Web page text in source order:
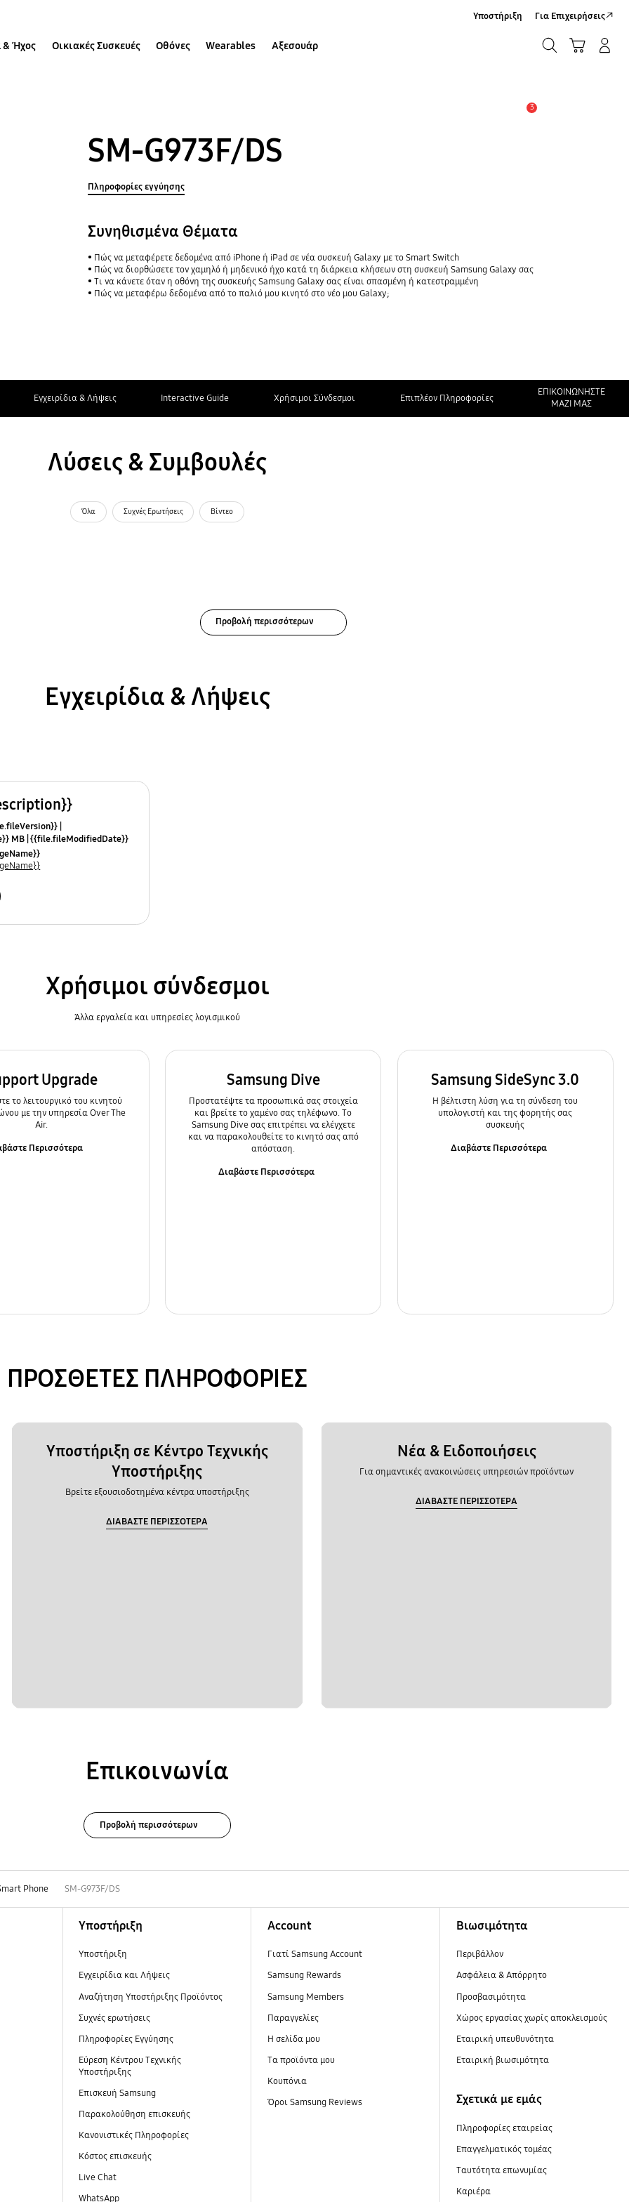
& Ήχος Οικιακές Συσκευές Οθόνες Wearables Αξεσουάρ
Υποστήριξη Για Επιχειρήσεις
3
SM-G973F/DS
Πληροφορίες εγγύησης
Συνηθισμένα Θέματα
Πώς να μεταφέρετε δεδομένα από iPhone ή iPad σε νέα συσκευή Galaxy με το Smart Switch
Πώς να διορθώσετε τον χαμηλό ή μηδενικό ήχο κατά τη διάρκεια κλήσεων στη συσκευή Samsung Galaxy σας
Τι να κάνετε όταν η οθόνη της συσκευής Samsung Galaxy σας είναι σπασμένη ή κατεστραμμένη
Πώς να μεταφέρω δεδομένα από το παλιό μου κινητό στο νέο μου Galaxy;
Εγχειρίδια & Λήψεις Interactive Guide Χρήσιμοι Σύνδεσμοι Επιπλέον Πληροφορίες
ΕΠΙΚΟΙΝΩΝΗΣΤΕ
ΜΑΖΙ ΜΑΣ
Λύσεις & Συμβουλές
Όλα Συχνές Ερωτήσεις Βίντεο
Προβολή περισσότερων
Εγχειρίδια & Λήψεις
MB {{file.fileModifiedDate}}
Χρήσιμοι σύνδεσμοι
Άλλα εργαλεία και υπηρεσίες λογισμικού
Upgrade
τo λειτουργικό του κινητού
με την υπηρεσία Over The
Air.
Περισσότερα
Samsung Dive
Προστατέψτε τα προσωπικά σας στοιχεία
και βρείτε το χαμένο σας τηλέφωνο. Το
Samsung Dive σας επιτρέπει να ελέγχετε
και να παρακολουθείτε το κινητό σας από
απόσταση.
Διαβάστε Περισσότερα
Samsung SideSync 3.0
Η βέλτιστη λύση για τη σύνδεση του
υπολογιστή και της φορητής σας
συσκευής
Διαβάστε Περισσότερα
ΠΡΟΣΘΕΤΕΣ ΠΛΗΡΟΦΟΡΙΕΣ
Υποστήριξη σε Κέντρο Τεχνικής
Υποστήριξης
Βρείτε εξουσιοδοτημένα κέντρα υποστήριξης
ΔΙΑΒΑΣΤΕ ΠΕΡΙΣΣΟΤΕΡΑ
Νέα & Ειδοποιήσεις
Για σημαντικές ανακοινώσεις υπηρεσιών προϊόντων
ΔΙΑΒΑΣΤΕ ΠΕΡΙΣΣΟΤΕΡΑ
Επικοινωνία
Προβολή περισσότερων
Phone SM-G973F/DS
Υποστήριξη
Υποστήριξη
Εγχειρίδια και Λήψεις
Αναζήτηση Υποστήριξης Προϊόντος
Συχνές ερωτήσεις
Πληροφορίες Εγγύησης
Εύρεση Κέντρου Τεχνικής
Υποστήριξης
Επισκευή Samsung
Παρακολούθηση επισκευής
Κανονιστικές Πληροφορίες
Κόστος επισκευής
Live Chat
WhatsApp
Account
Γιατί Samsung Account
Samsung Rewards
Samsung Members
Παραγγελίες
Η σελίδα μου
Τα προϊόντα μου
Κουπόνια
Όροι Samsung Reviews
Βιωσιμότητα
Περιβάλλον
Ασφάλεια & Απόρρητο
Προσβασιμότητα
Xώρος εργασίας χωρίς αποκλεισμούς
Εταιρική υπευθυνότητα
Εταιρική βιωσιμότητα
Σχετικά με εμάς
Πληροφορίες εταιρείας
Επαγγελματικός τομέας
Ταυτότητα επωνυμίας
Καριέρα